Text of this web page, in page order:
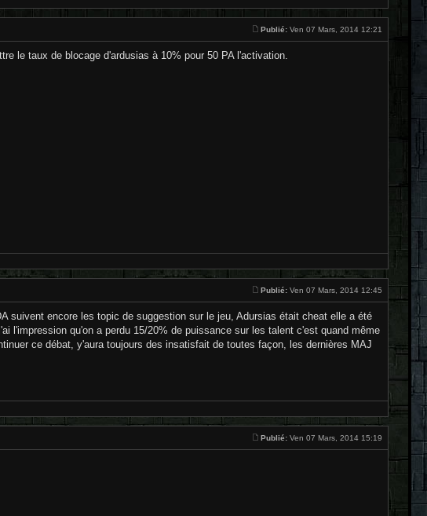
Publié: Ven 07 Mars, 2014 12:21
le taux de blocage d'ardusias à 10% pour 50 PA l'activation.
Publié: Ven 07 Mars, 2014 12:45
suivent encore les topic de suggestion sur le jeu, Adursias était cheat elle a été
l'impression qu'on a perdu 15/20% de puissance sur les talent c'est quand même
ce débat, y'aura toujours des insatisfait de toutes façon, les dernières MAJ
Publié: Ven 07 Mars, 2014 15:19